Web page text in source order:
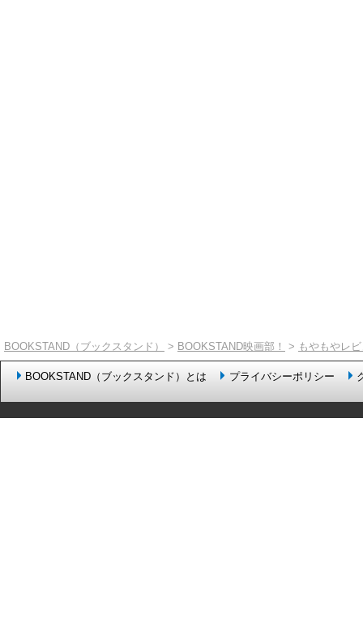
BOOKSTAND（ブックスタンド） > BOOKSTAND映画部！ > もやもやレ
BOOKSTAND（ブックスタンド）とは プライバシーポリシー